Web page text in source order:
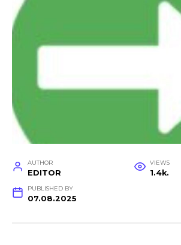
AUTHOR
EDITOR
VIEWS
1.4k.
PUBLISHED BY
07.08.2025